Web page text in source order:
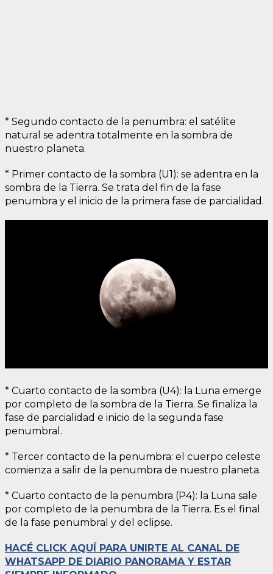
* Segundo contacto de la penumbra: el satélite
natural se adentra totalmente en la sombra de
nuestro planeta.
* Primer contacto de la sombra (U1): se adentra en la
sombra de la Tierra. Se trata del fin de la fase
penumbra y el inicio de la primera fase de parcialidad.
* Cuarto contacto de la sombra (U4): la Luna emerge
por completo de la sombra de la Tierra. Se finaliza la
fase de parcialidad e inicio de la segunda fase
penumbral.
* Tercer contacto de la penumbra: el cuerpo celeste
comienza a salir de la penumbra de nuestro planeta.
* Cuarto contacto de la penumbra (P4): la Luna sale
por completo de la penumbra de la Tierra. Es el final
de la fase penumbral y del eclipse.
HACÉ CLICK AQUÍ PARA UNIRTE AL CANAL DE
WHATSAPP DE DIARIO PANORAMA Y ESTAR